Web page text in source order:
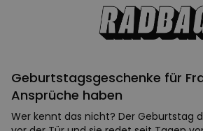
Geburtstagsgeschenke für
Ansprüche haben
Wer kennt das nicht? Der Geburtstag